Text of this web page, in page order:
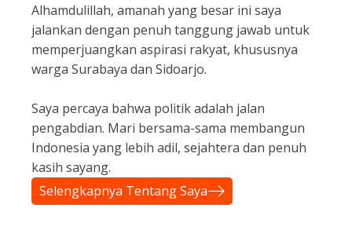
Alhamdulillah, amanah yang besar ini saya
jalankan dengan penuh tanggung jawab untuk
memperjuangkan aspirasi rakyat, khususnya
warga Surabaya dan Sidoarjo.
Saya percaya bahwa politik adalah jalan
pengabdian. Mari bersama-sama membangun
Indonesia yang lebih adil, sejahtera dan penuh
kasih sayang.
Selengkapnya Tentang Saya